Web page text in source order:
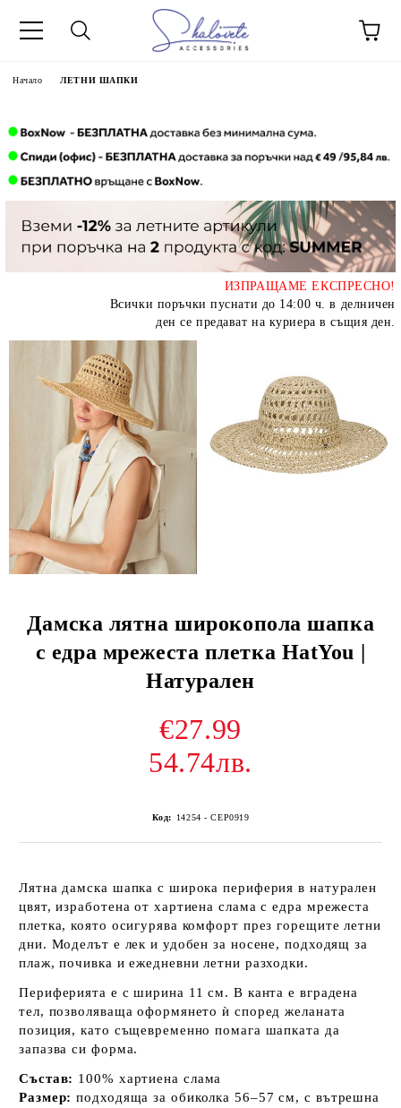
Начало ЛЕТНИ ШАПКИ
ИЗПРАЩАМЕ ЕКСПРЕСНО!
Всички поръчки пуснати до 14:00 ч. в делничен
ден се предават на куриера в същия ден.
Дамска лятна широкопола шапка
с едра мрежеста плетка HatYou |
Натурален
€27.99
54.74лв.
Код: 14254 - CEP0919
Лятна дамска шапка с широка периферия в натурален
цвят, изработена от хартиена слама с едра мрежеста
плетка, която осигурява комфорт през горещите летни
дни. Моделът е лек и удобен за носене, подходящ за
плаж, почивка и ежедневни летни разходки.
Периферията е с ширина 11 см. В канта е вградена
тел, позволяваща оформянето ѝ според желаната
позиция, като същевременно помага шапката да
запазва си форма.
Състав: 100% хартиена слама
Размер: подходяща за обиколка 56–57 см, с вътрешна